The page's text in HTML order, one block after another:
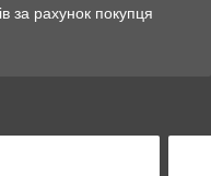
за рахунок покупця